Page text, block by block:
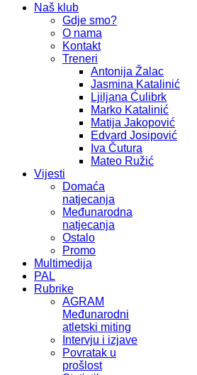
Naš klub
Gdje smo?
O nama
Kontakt
Treneri
Antonija Žalac
Jasmina Katalinić
Ljiljana Ćulibrk
Marko Katalinić
Matija Jakopović
Edvard Josipović
Iva Čutura
Mateo Ružić
Vijesti
Domaća
natjecanja
Međunarodna
natjecanja
Ostalo
Promo
Multimedija
PAL
Rubrike
AGRAM
Međunarodni
atletski miting
Intervju i izjave
Povratak u
prošlost